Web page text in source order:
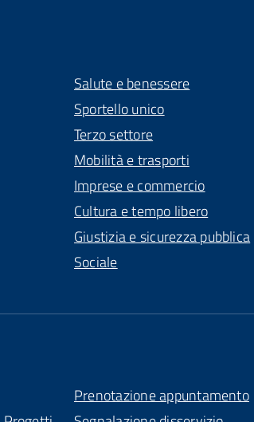
Salute e benessere
Sportello unico
Terzo settore
Mobilità e trasporti
Imprese e commercio
Cultura e tempo libero
Giustizia e sicurezza pubblica
Sociale
Prenotazione appuntamento